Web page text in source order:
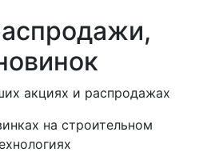
акциях и распродажах
на строительном